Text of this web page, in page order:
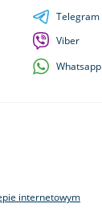
internetowym
Telegram
Viber
Whatsapp